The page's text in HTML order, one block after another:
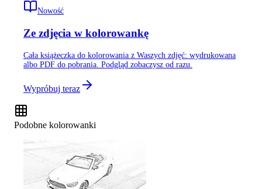
Nowość
Ze zdjęcia w kolorowankę
Cała książeczka do kolorowania z Waszych zdjęć: wydrukowana
albo PDF do pobrania. Podgląd zobaczysz od razu.
Wypróbuj teraz
Podobne kolorowanki